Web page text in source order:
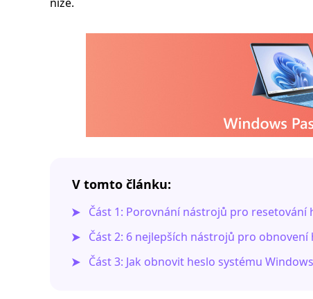
V tomto článku:
Část 1: Porovnání nástrojů pro resetování
Část 2: 6 nejlepších nástrojů pro obnovení
Část 3: Jak obnovit heslo systému